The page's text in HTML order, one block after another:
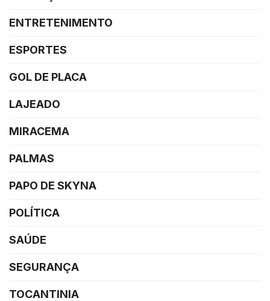
ENTRETENIMENTO
ESPORTES
GOL DE PLACA
LAJEADO
MIRACEMA
PALMAS
PAPO DE SKYNA
POLÍTICA
SAÚDE
SEGURANÇA
TOCANTINIA